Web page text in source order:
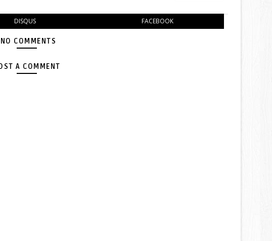
DISQUS FACEBOOK
NO COMMENTS:
A COMMENT